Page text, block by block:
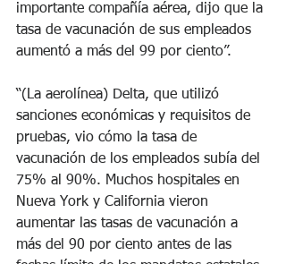
importante compañía aérea, dijo que la
tasa de vacunación de sus empleados
aumentó a más del 99 por ciento”.
“(La aerolínea) Delta, que utilizó
sanciones económicas y requisitos de
pruebas, vio cómo la tasa de
vacunación de los empleados subía del
75% al ​​90%. Muchos hospitales en
Nueva York y California vieron
aumentar las tasas de vacunación a
más del 90 por ciento antes de las